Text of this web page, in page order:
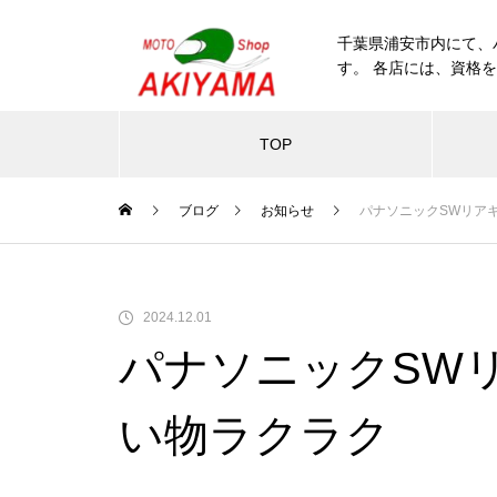
千葉県浦安市内にて
す。 各店には、資格
TOP
ブログ お知らせ パナソニックSWリア
2024.12.01
パナソニックSW
い物ラクラク